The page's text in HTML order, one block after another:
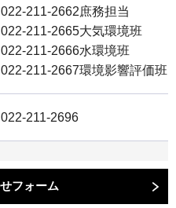
022-211-2662庶務担当
022-211-2665大気環境班
022-211-2666水環境班
022-211-2667環境影響評価班
022-211-2696